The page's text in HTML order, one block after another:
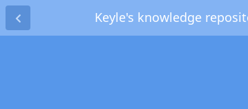
Keyle's knowledge